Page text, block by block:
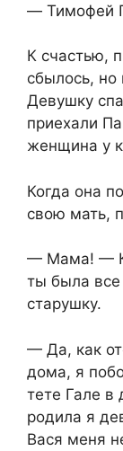
— Тимофей
К счастью,
сбылось, но
Девушку
приехали
женщина у
Когда она
свою мать,
— Мама! —
ты была
старушку.
— Да, как
дома, я
тете Гале в
родила я
Вася меня